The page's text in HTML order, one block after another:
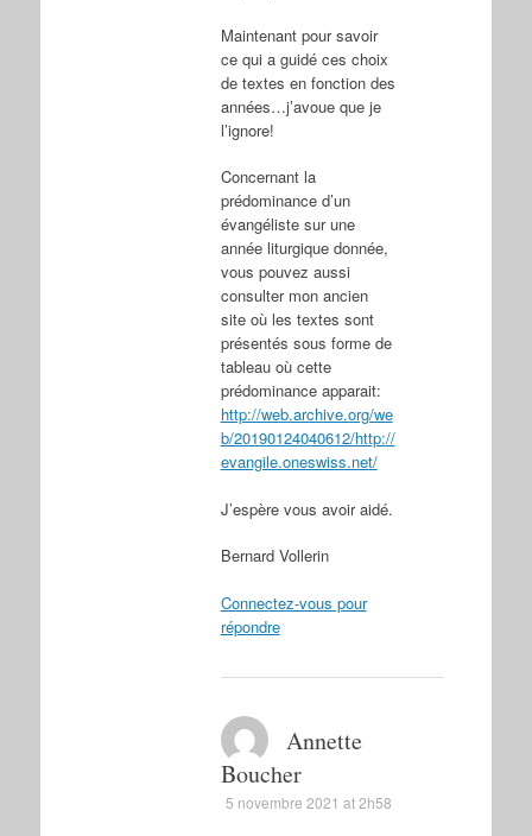
Maintenant pour savoir
ce qui a guidé ces choix
de textes en fonction des
années…j’avoue que je
l’ignore!
Concernant la
prédominance d’un
évangéliste sur une
année liturgique donnée,
vous pouvez aussi
consulter mon ancien
site où les textes sont
présentés sous forme de
tableau où cette
prédominance apparait:
http://web.archive.org/we
b/20190124040612/http://
evangile.oneswiss.net/
J’espère vous avoir aidé.
Bernard Vollerin
Connectez-vous pour
répondre
Annette
Boucher
5 novembre 2021 at 2h58